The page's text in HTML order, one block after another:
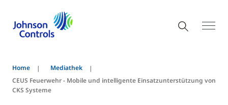
Home
Mediathek
CEUS Feuerwehr - Mobile und intelligente Einsatzunterstützung von
CKS Systeme